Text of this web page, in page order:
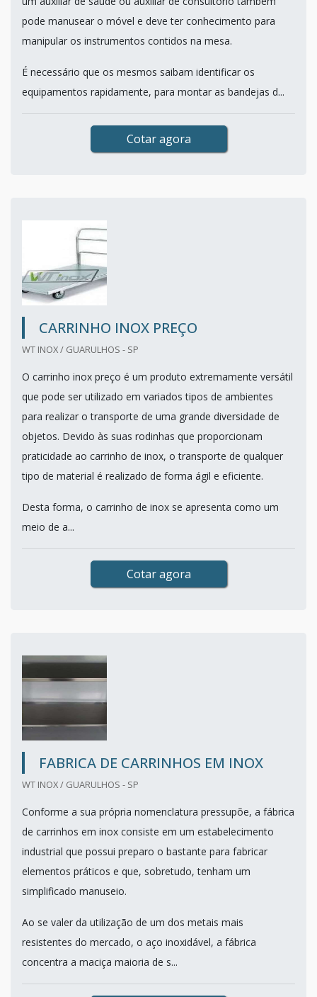
pode manusear o móvel e deve ter conhecimento para
manipular os instrumentos contidos na mesa.
É necessário que os mesmos saibam identificar os
equipamentos rapidamente, para montar as bandejas d...
Cotar agora
CARRINHO INOX PREÇO
WT INOX / GUARULHOS - SP
O carrinho inox preço é um produto extremamente versátil
que pode ser utilizado em variados tipos de ambientes
para realizar o transporte de uma grande diversidade de
objetos. Devido às suas rodinhas que proporcionam
praticidade ao carrinho de inox, o transporte de qualquer
tipo de material é realizado de forma ágil e eficiente.
Desta forma, o carrinho de inox se apresenta como um
meio de a...
Cotar agora
FABRICA DE CARRINHOS EM INOX
WT INOX / GUARULHOS - SP
Conforme a sua própria nomenclatura pressupõe, a fábrica
de carrinhos em inox consiste em um estabelecimento
industrial que possui preparo o bastante para fabricar
elementos práticos e que, sobretudo, tenham um
simplificado manuseio.
Ao se valer da utilização de um dos metais mais
resistentes do mercado, o aço inoxidável, a fábrica
concentra a maciça maioria de s...